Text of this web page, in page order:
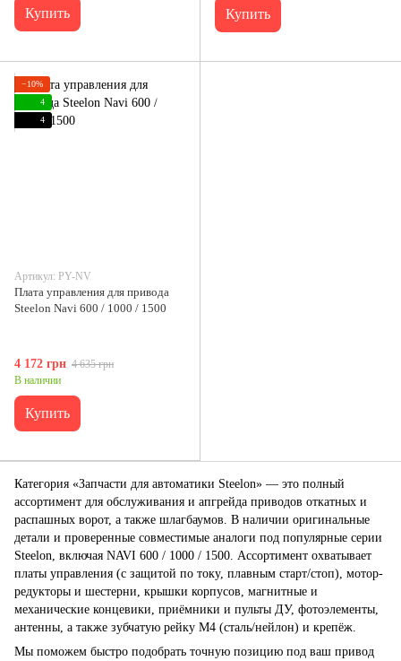
Категория «Запчасти для автоматики Steelon» — это полный
ассортимент для обслуживания и апгрейда приводов откатных и
распашных ворот, а также шлагбаумов. В наличии оригинальные
детали и проверенные совместимые аналоги под популярные серии
Steelon, включая NAVI 600 / 1000 / 1500. Ассортимент охватывает
платы управления (c защитой по току, плавным старт/стоп), мотор-
редукторы и шестерни, крышки корпусов, магнитные и
механические концевики, приёмники и пульты ДУ, фотоэлементы,
антенны, а также зубчатую рейку М4 (сталь/нейлон) и крепёж.
Мы поможем быстро подобрать точную позицию под ваш привод
Купить Купить
−10%
4
4
Артикул: PY-NV
Плата управления для привода
Steelon Navi 600 / 1000 / 1500
4 172 грн 4 635 грн
В наличии
Купить